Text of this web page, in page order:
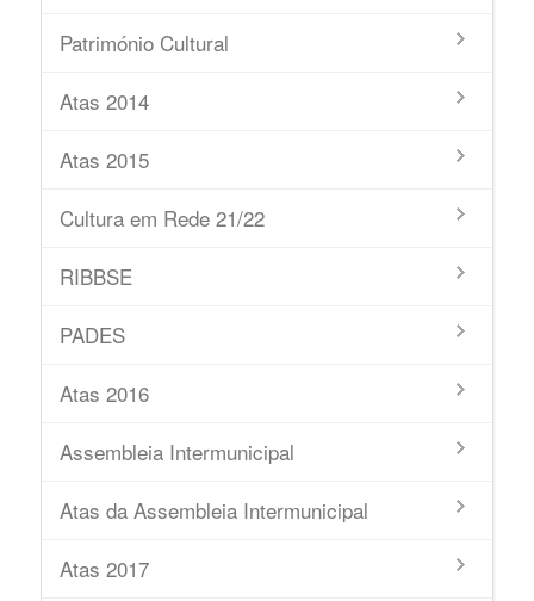
Património Cultural
Atas 2014
Atas 2015
Cultura em Rede 21/22
RIBBSE
PADES
Atas 2016
Assembleia Intermunicipal
Atas da Assembleia Intermunicipal
Atas 2017